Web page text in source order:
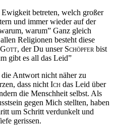
betreten, welch großer
und immer wieder auf der
warum” Ganz gleich
Religionen besteht diese
Gott, der Du unser Schöpfer bist
gibt es all das Leid”
die Antwort nicht näher zu
dass nicht Ich das Leid über
die Menschheit selbst. Als
gegen Mich stellten, haben
um Schritt verdunkelt und
gerissen.